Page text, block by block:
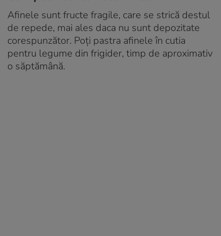
Afinele sunt fructe fragile, care se strică destul
de repede, mai ales daca nu sunt depozitate
corespunzător. Poți pastra afinele în cutia
pentru legume din frigider, timp de aproximativ
o săptămână.